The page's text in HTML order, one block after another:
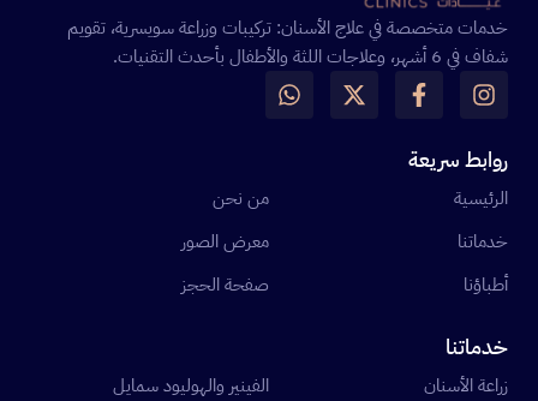
خدمات متخصصة في علاج الأسنان: تركيبات وزراعة سويسرية، تقويم
شفاف في 6 أشهر، وعلاجات اللثة والأطفال بأحدث التقنيات.
روابط سريعة
الرئيسية
من نحن
خدماتنا
معرض الصور
أطباؤنا
صفحة الحجز
خدماتنا
زراعة الأسنان الفينير والهوليود سمايل